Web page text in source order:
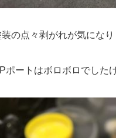
装の点々剥がれが気にな
ポートはボロボロでした